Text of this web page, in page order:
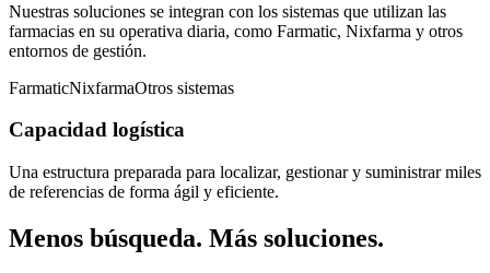
Nuestras soluciones se integran con los sistemas que utilizan las
farmacias en su operativa diaria, como Farmatic, Nixfarma y otros
entornos de gestión.
FarmaticNixfarmaOtros sistemas
Capacidad logística
Una estructura preparada para localizar, gestionar y suministrar miles
de referencias de forma ágil y eficiente.
Menos búsqueda. Más soluciones.